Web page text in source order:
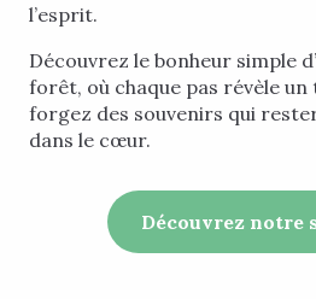
l’esprit.
Découvrez le bonheur simple
forêt, où chaque pas révèle
forgez des souvenirs qui
dans le cœur.
Découvrez notre